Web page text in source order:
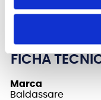
FICHA
Marca
Baldassare